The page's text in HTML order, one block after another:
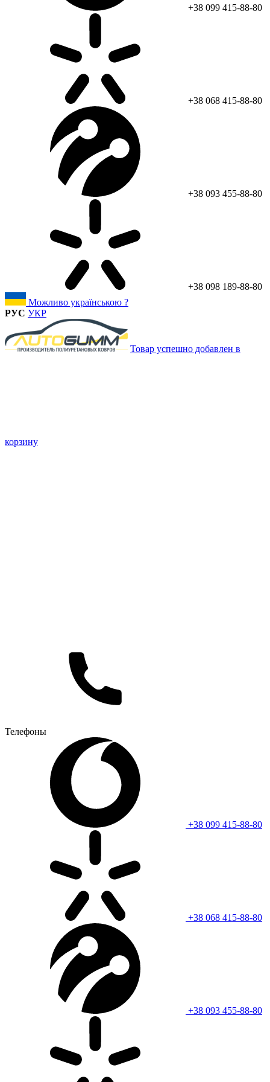
+38 099 415-88-80
+38 068 415-88-80
+38 093 455-88-80
+38 098 189-88-80
Можливо українською ?
РУС УКР
Товар успешно добавлен в
корзину
Телефоны
+38 099 415-88-80
+38 068 415-88-80
+38 093 455-88-80